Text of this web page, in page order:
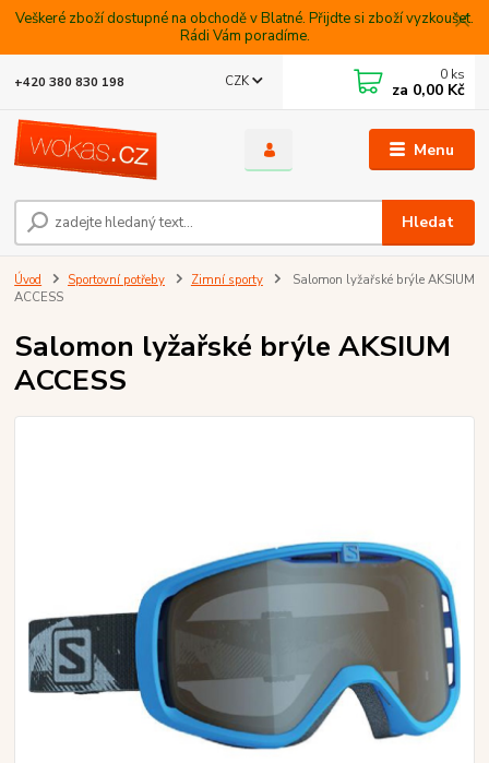
Veškeré zboží dostupné na obchodě v Blatné. Přijdte si zboží vyzkoušet.
Rádi Vám poradíme.
Menu
CZK
Hledat
+420 380 830 198 0 ks
za 0,00 Kč
Úvod Sportovní potřeby Zimní sporty
Salomon lyžařské brýle AKSIUM
ACCESS
Salomon lyžařské brýle AKSIUM
ACCESS